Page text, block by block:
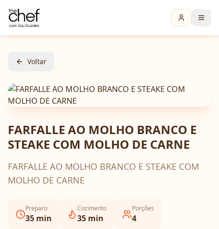
Voltar
FARFALLE AO MOLHO BRANCO E
STEAKE COM MOLHO DE CARNE
FARFALLE AO MOLHO BRANCO E STEAKE COM
MOLHO DE CARNE
Preparo
35 min
Cozimento
35 min
Porções
4